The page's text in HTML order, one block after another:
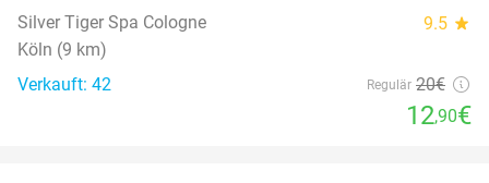
Silver Tiger Spa Cologne 9.5 star
Köln (9 km)
Verkauft: 42
Regulär 20€
12,90€